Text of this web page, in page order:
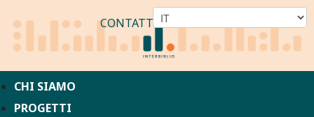
CONTATTO
CHI SIAMO
PROGETTI